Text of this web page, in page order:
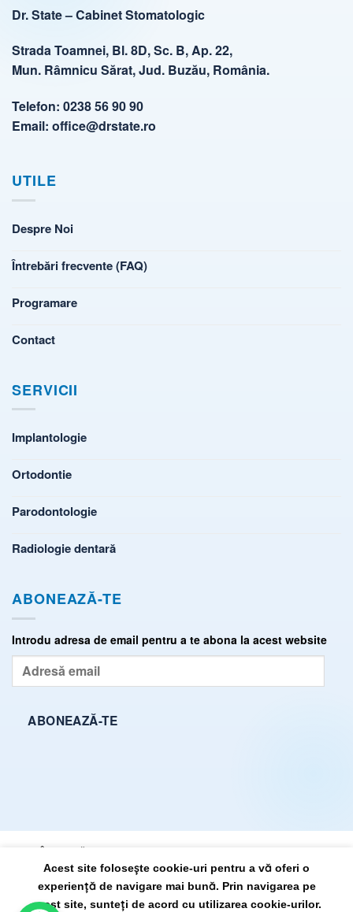
Dr. State – Cabinet Stomatologic
Strada Toamnei, Bl. 8D, Sc. B, Ap. 22,
Mun. Râmnicu Sărat, Jud. Buzău, România.
Telefon: 0238 56 90 90
Email: office@drstate.ro
UTILE
Despre Noi
Întrebări frecvente (FAQ)
Programare
Contact
SERVICII
Implantologie
Ortodontie
Parodontologie
Radiologie dentară
ABONEAZĂ-TE
Introdu adresa de email pentru a te abona la acest website
Adresă
email
ABONEAZĂ-TE
POLITICĂ DE CONFIDENȚIALITATE
Acest site folosește cookie-uri pentru a vă oferi o
experiență de navigare mai bună. Prin navigarea pe
acest site, sunteți de acord cu utilizarea cookie-urilor.